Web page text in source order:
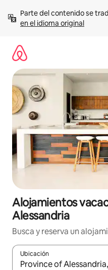
contenido
Parte del contenido se
en el idioma original
Alojamientos
Alessandria
Busca y reserva un
Ubicación
Cuando los resultados